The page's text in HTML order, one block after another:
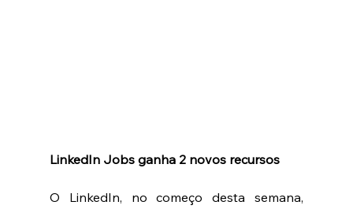
LinkedIn Jobs ganha 2 novos recursos